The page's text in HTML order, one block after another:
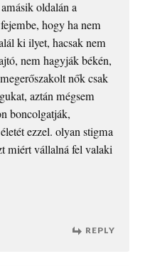
oldalán a
hogy ha nem
ki ilyet, hacsak nem
nem hagyják békén,
nők csak
aztán mégsem
boncolgatják,
ezzel. olyan stigma
miért vállalná fel valaki
REPLY